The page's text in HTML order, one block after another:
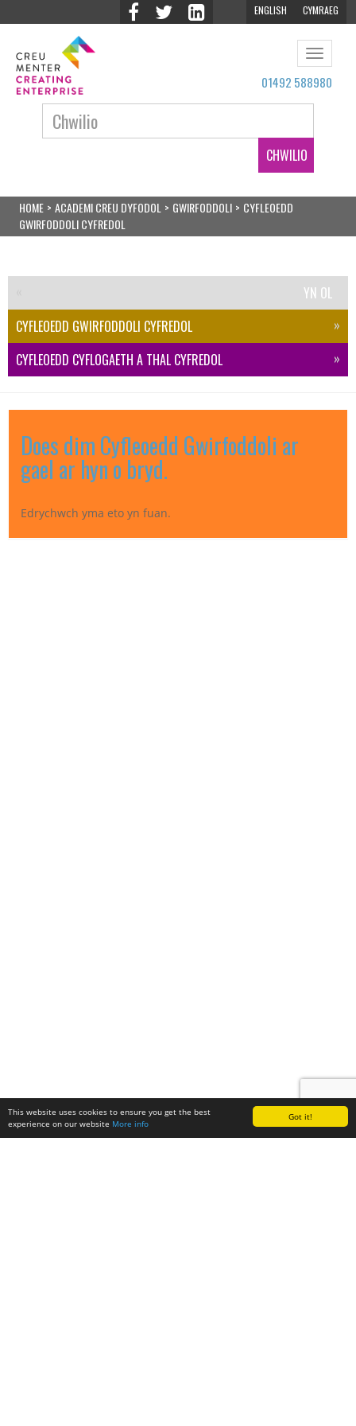
Got it!
This website uses cookies to ensure you get the best
experience on our website More info
ENGLISH CYMRAEG
Toggle
Chwilio:
01492 588980
HOME > ACADEMI CREU DYFODOL > GWIRFODDOLI > CYFLEOEDD
GWIRFODDOLI CYFREDOL
YN OL
CYFLEOEDD GWIRFODDOLI CYFREDOL
CYFLEOEDD CYFLOGAETH A THAL CYFREDOL
Does dim Cyfleoedd Gwirfoddoli ar
gael ar hyn o bryd.
Edrychwch yma eto yn fuan.